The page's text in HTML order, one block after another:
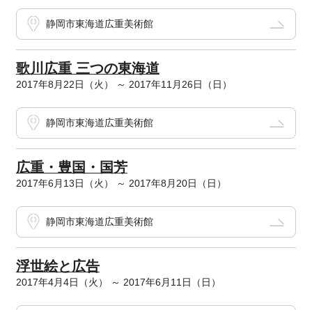
静岡市東海道広重美術館
歌川広重 三つの東海道
2017年8月22日（火） ～ 2017年11月26日（日）
静岡市東海道広重美術館
広重・豊国・国芳
2017年6月13日（火） ～ 2017年8月20日（日）
静岡市東海道広重美術館
浮世絵と広告
2017年4月4日（火） ～ 2017年6月11日（日）